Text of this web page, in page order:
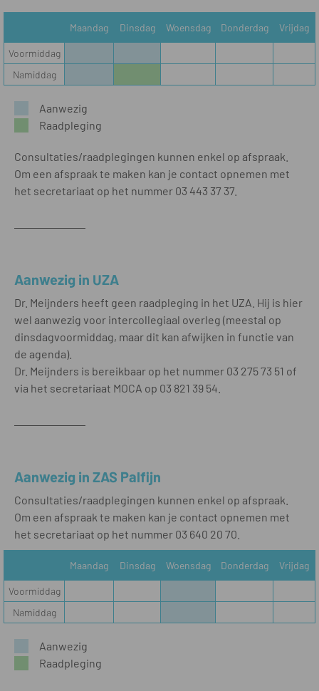
Maandag Dinsdag Woensdag Donderdag Vrijdag
Voormiddag
Namiddag
Aanwezig
Raadpleging
Consultaties/raadplegingen kunnen enkel op afspraak.
Om een afspraak te maken kan je contact opnemen met
het secretariaat op het nummer 03 443 37 37.
Aanwezig in UZA
Dr. Meijnders heeft geen raadpleging in het UZA. Hij is hier
wel aanwezig voor intercollegiaal overleg (meestal op
dinsdagvoormiddag, maar dit kan afwijken in functie van
de agenda).
Dr. Meijnders is bereikbaar op het nummer 03 275 73 51 of
via het secretariaat MOCA op 03 821 39 54.
Aanwezig in ZAS Palfijn
Consultaties/raadplegingen kunnen enkel op afspraak.
Om een afspraak te maken kan je contact opnemen met
het secretariaat op het nummer 03 640 20 70.
Maandag Dinsdag Woensdag Donderdag Vrijdag
Voormiddag
Namiddag
Aanwezig
Raadpleging